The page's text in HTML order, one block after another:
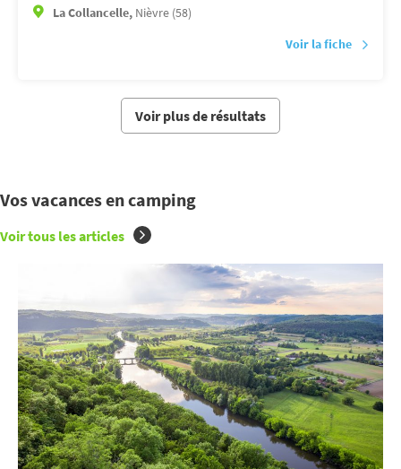
La Collancelle, Nièvre (58)
Voir la fiche
Voir plus de résultats
Vos vacances en camping
Voir tous les articles